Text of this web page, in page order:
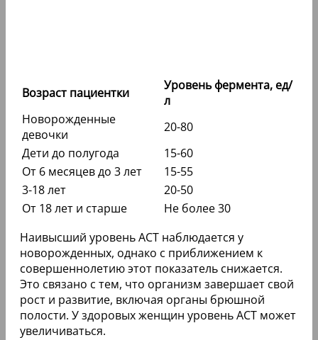
Возраст пациентки
Уровень фермента, ед/
л
Новорожденные
девочки
20-80
Дети до полугода
15-60
От 6 месяцев до 3 лет
15-55
3-18 лет
20-50
От 18 лет и старше
Не более 30
Наивысший уровень АСТ наблюдается у
новорожденных, однако с приближением к
совершеннолетию этот показатель снижается.
Это связано с тем, что организм завершает свой
рост и развитие, включая органы брюшной
полости. У здоровых женщин уровень АСТ может
увеличиваться.